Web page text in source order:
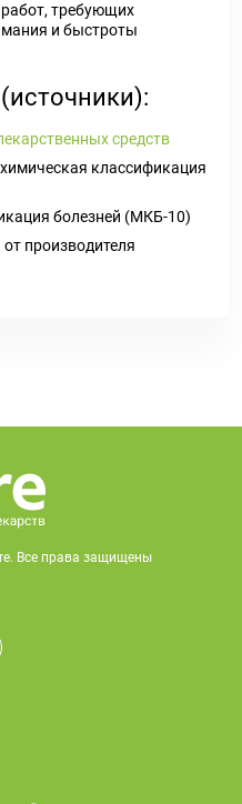
требующих
и быстроты
средств
классификация
болезней (МКБ-10)
производителя
Все права защищены